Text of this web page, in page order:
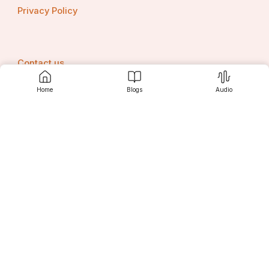
Home Blogs Audio
Privacy Policy
Contact us